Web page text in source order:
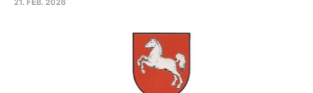
21. FEB. 2026